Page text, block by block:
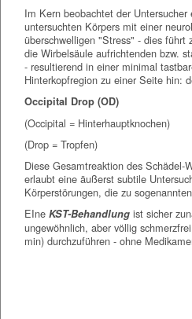
Im Kern beobachtet der
untersuchten Körpers mit einer
überschwelligen "Stress" - dies führt
die Wirbelsäule aufrichtenden bzw.
- resultierend in einer minimal
Hinterkopfregion zu einer Seite hin:
Occipital Drop (OD)
(Occipital = Hinterhauptknochen)
(Drop = Tropfen)
Diese Gesamtreaktion des Schädel-
erlaubt eine äußerst subtile
Körperstörungen, die zu
EIne KST-Behandlung ist sicher
ungewöhnlich, aber völlig
min) durchzuführen - ohne